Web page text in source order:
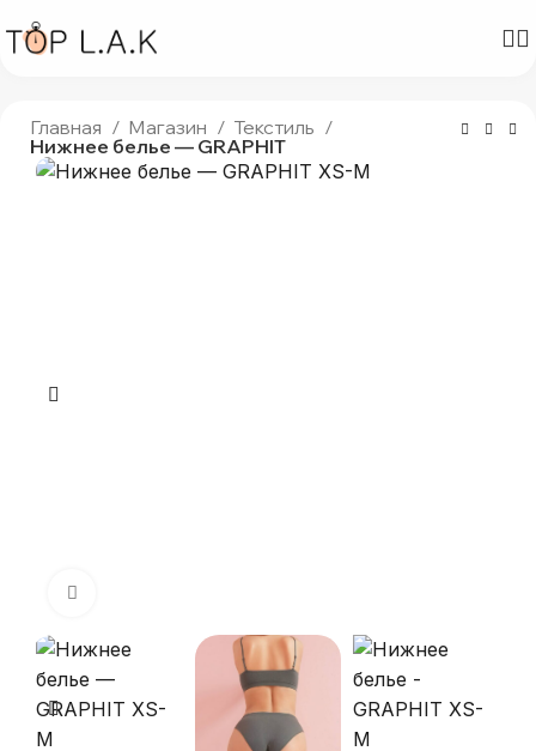
Главная Магазин
Текстиль
Нижнее белье — GRAPHIT